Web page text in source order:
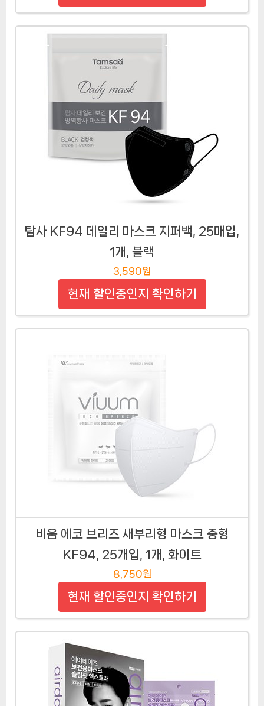
탐사 KF94 데일리 마스크 지퍼백, 25매입,
1개, 블랙
3,590원
현재 할인중인지 확인하기
비움 에코 브리즈 새부리형 마스크 중형
KF94, 25개입, 1개, 화이트
8,750원
현재 할인중인지 확인하기